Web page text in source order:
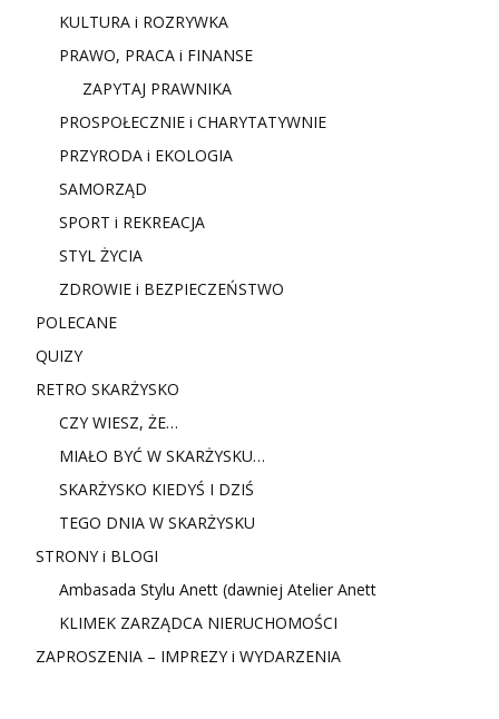
KULTURA i ROZRYWKA
PRAWO, PRACA i FINANSE
ZAPYTAJ PRAWNIKA
PROSPOŁECZNIE i CHARYTATYWNIE
PRZYRODA i EKOLOGIA
SAMORZĄD
SPORT i REKREACJA
STYL ŻYCIA
ZDROWIE i BEZPIECZEŃSTWO
POLECANE
QUIZY
RETRO SKARŻYSKO
CZY WIESZ, ŻE…
MIAŁO BYĆ W SKARŻYSKU…
SKARŻYSKO KIEDYŚ I DZIŚ
TEGO DNIA W SKARŻYSKU
STRONY i BLOGI
Ambasada Stylu Anett (dawniej Atelier Anett
KLIMEK ZARZĄDCA NIERUCHOMOŚCI
ZAPROSZENIA – IMPREZY i WYDARZENIA